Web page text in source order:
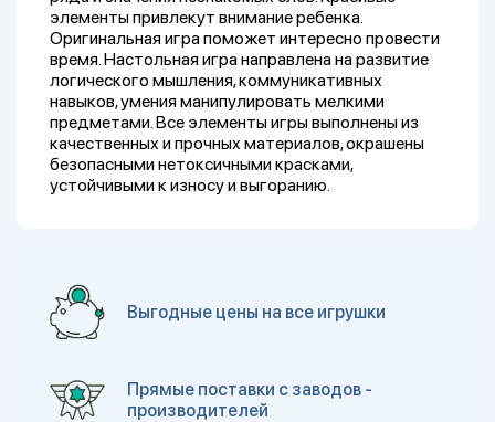
элементы привлекут внимание ребенка.
Оригинальная игра поможет интересно провести
время. Настольная игра направлена на развитие
логического мышления, коммуникативных
навыков, умения манипулировать мелкими
предметами. Все элементы игры выполнены из
качественных и прочных материалов, окрашены
безопасными нетоксичными красками,
устойчивыми к износу и выгоранию.
Выгодные цены на все игрушки
Прямые поставки с заводов -
производителей